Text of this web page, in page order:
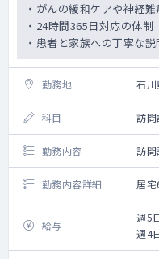
・がんの緩和ケアや神経
・24時間365日対応の体制
・患者と家族への丁寧な説
勤務地 石
科目 訪問
勤務内容 訪
勤務内容詳細 居
給与
週5
週4
※上